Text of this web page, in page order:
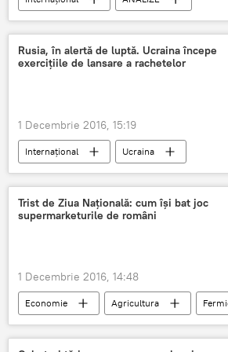
Uniunea Europeană
Noam Chomsky
SUA
Rusia, în alertă de luptă. Ucraina începe
exercițiile de lansare a rachetelor
1 Decembrie 2016, 15:19
Internaţional
Ucraina
Petro Poroșenko
Armata
Militari ruși
Flotă
Rachete
Rusia
Exerciții militare
Trist de Ziua Națională: cum își bat joc
supermarketurile de români
1 Decembrie 2016, 14:48
Economie Agricultura
Protecționism
Patriotism